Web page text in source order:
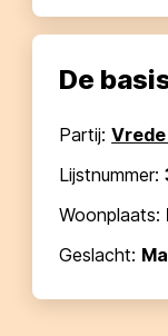
De
Partij:
Lijstnummer:
Woonplaats:
Geslacht: